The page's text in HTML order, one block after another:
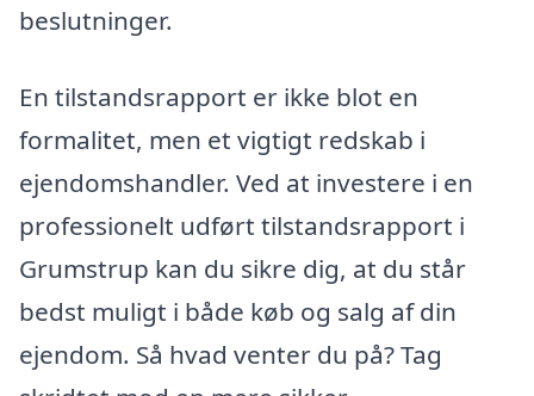
beslutninger.
En tilstandsrapport er ikke blot en
formalitet, men et vigtigt redskab i
ejendomshandler. Ved at investere i en
professionelt udført tilstandsrapport i
Grumstrup kan du sikre dig, at du står
bedst muligt i både køb og salg af din
ejendom. Så hvad venter du på? Tag